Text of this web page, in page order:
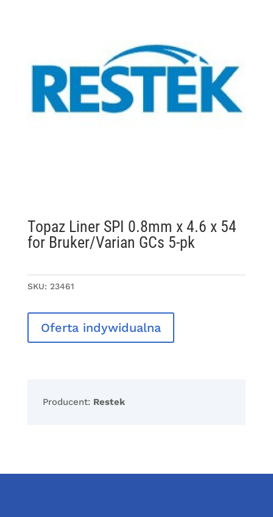
Topaz Liner SPI 0.8mm x 4.6 x 54
for Bruker/Varian GCs 5-pk
SKU: 23461
Oferta indywidualna
Producent: Restek